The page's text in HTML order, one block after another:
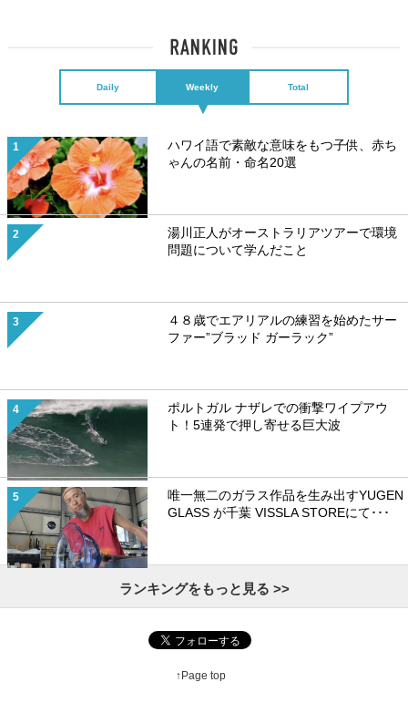
Daily Weekly Total
ハワイ語で素敵な意味をもつ子供、赤ち
ゃんの名前・命名20選
湯川正人がオーストラリアツアーで環境
問題について学んだこと
４８歳でエアリアルの練習を始めたサー
ファー”ブラッド ガーラック”
ポルトガル ナザレでの衝撃ワイプアウ
ト！5連発で押し寄せる巨大波
唯一無二のガラス作品を生み出すYUGEN
GLASS が千葉 VISSLA STOREにて･･･
ランキングをもっと見る >>
↑Page top